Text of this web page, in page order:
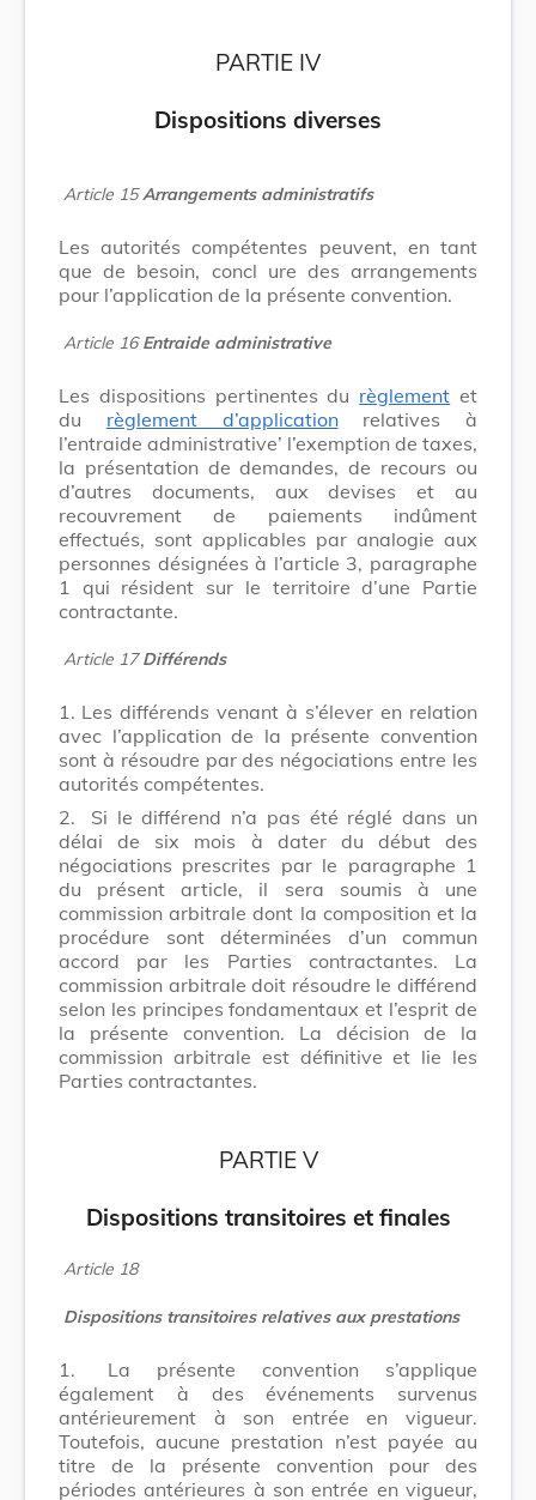
PARTIE IV
Dispositions diverses
Article 15 Arrangements administratifs
Les autorités compétentes peuvent, en tant
que de besoin, concl ure des arrangements
pour l’application de la présente convention.
Article 16 Entraide administrative
Les dispositions pertinentes du règlement et
du règlement d’applicationrelatives à
l’entraide administrative’ l’exemption de taxes,
la présentation de demandes, de recours ou
d’autres documents, aux devises et au
recouvrement de paiements indûment
effectués, sont applicables par analogie aux
personnes désignées à l’article 3, paragraphe
1 qui résident sur le territoire d’une Partie
contractante.
Article 17 Différends
1. Les différends venant à s’élever en relation
avec l’application de la présente convention
sont à résoudre par des négociations entre les
autorités compétentes.
2.
Si le différend n’a pas été réglé dans un
délai de six mois à dater du début des
négociations prescrites par le paragraphe 1
du présent article, il sera soumis à une
commission arbitrale dont la composition et la
procédure sont déterminées d’un commun
accord par les Parties contractantes. La
commission arbitrale doit résoudre le différend
selon les principes fondamentaux et l’esprit de
la présente convention. La décision de la
commission arbitrale est définitive et lie les
Parties contractantes.
PARTIE V
Dispositions transitoires et finales
Article 18
Dispositions transitoires relatives aux prestations
1.
La présente convention s’applique
également à des événements survenus
antérieurement à son entrée en vigueur.
Toutefois, aucune prestation n’est payée au
titre de la présente convention pour des
périodes antérieures à son entrée en vigueur,